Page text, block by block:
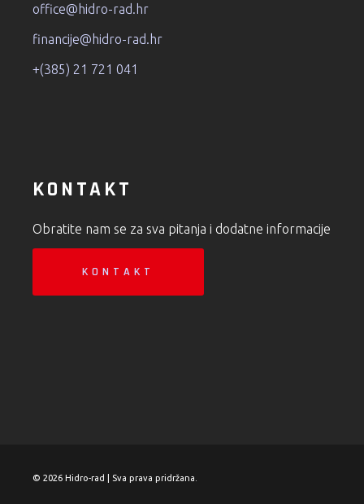
office@hidro-rad.hr
financije@hidro-rad.hr
+(385) 21 721 041
KONTAKT
Obratite nam se za sva pitanja i dodatne informacije
KONTAKT
© 2026 Hidro-rad | Sva prava pridržana.